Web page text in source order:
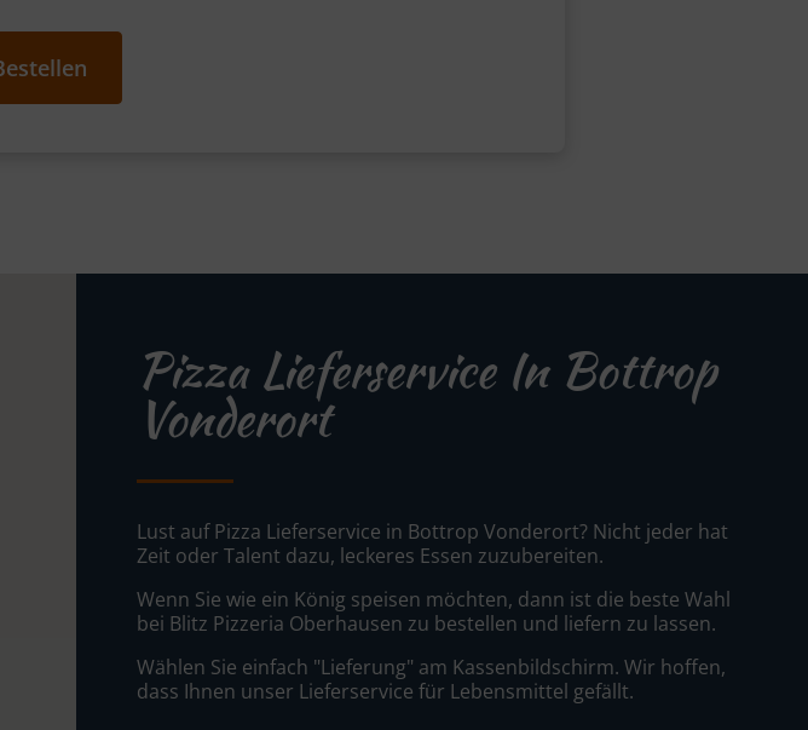
Pizza Lieferservice In Bottrop
Vonderort
Lust auf Pizza Lieferservice in Bottrop Vonderort? Nicht jeder hat
Zeit oder Talent dazu, leckeres Essen zuzubereiten.
Wenn Sie wie ein König speisen möchten, dann ist die beste Wahl
bei Blitz Pizzeria Oberhausen zu bestellen und liefern zu lassen.
Wählen Sie einfach "Lieferung" am Kassenbildschirm. Wir hoffen,
dass Ihnen unser Lieferservice für Lebensmittel gefällt.